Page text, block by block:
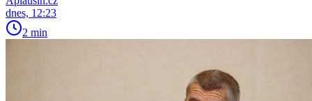
dnes, 12:23
2 min